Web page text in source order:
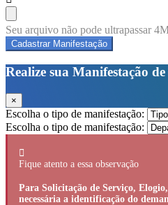
Seu arquivo não pode ultrapassar
Cadastrar Manifestação
Realize sua Manifestação
×
Escolha o tipo de manifestação:
Escolha o tipo de manifestação:
Fique atento a essa observação
Para Solicitação de Serviço,
necessária a identificação do